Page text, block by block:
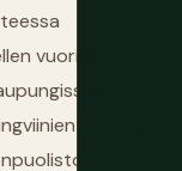
vuoria
Cape
kanssa